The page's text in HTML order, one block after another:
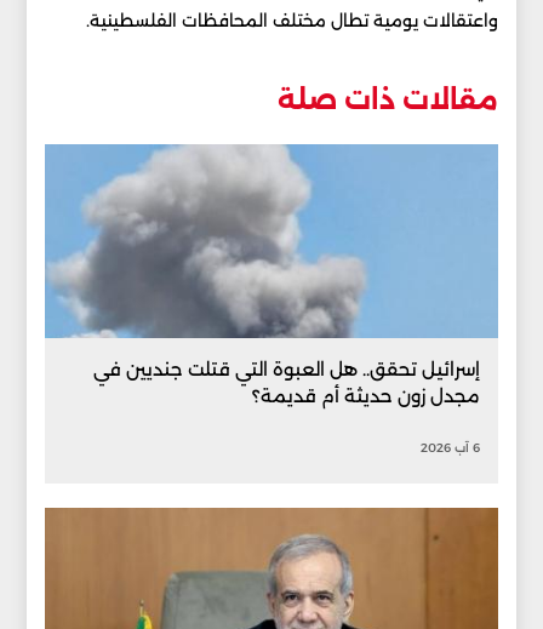
واعتقالات يومية تطال مختلف المحافظات الفلسطينية.
مقالات ذات صلة
إسرائيل تحقق.. هل العبوة التي قتلت جنديين في
مجدل زون حديثة أم قديمة؟
6 آب 2026